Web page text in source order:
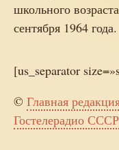
школьного
сентября 1964 года.
[us_separator
© Главная
Гостелерадио